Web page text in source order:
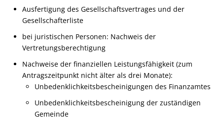
Ausfertigung des Gesellschaftsvertrages und der
Gesellschafterliste
bei juristischen Personen: Nachweis der
Vertretungsberechtigung
Nachweise der finanziellen Leistungsfähigkeit (zum
Antragszeitpunkt nicht älter als drei Monate):
Unbedenklichkeitsbescheinigungen des Finanzamtes
Unbedenklichkeitsbescheinigung der zuständigen
Gemeinde